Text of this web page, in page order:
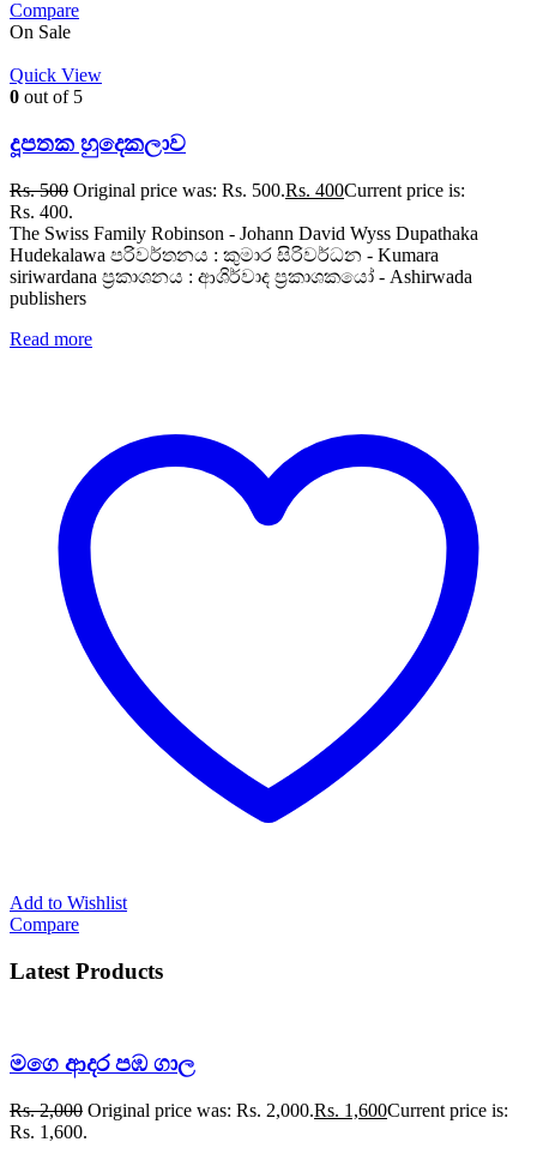
Compare
On Sale
Quick View
0 out of 5
දූපතක හුදෙකලාව
Rs.500 Original price was: Rs. 500.Rs. 400Current price is:
Rs. 400.
The Swiss Family Robinson - Johann David Wyss Dupathaka
Hudekalawa පරිවර්තනය : කුමාර සිරිවර්ධන - Kumara
siriwardana ප්‍රකාශනය : ආශිර්වාද ප්‍රකාශකයෝ - Ashirwada
publishers
Read more
Add to Wishlist
Compare
Latest Products
මගෙ ආදර පඹ ගාල
Rs.2,000 Original price was: Rs. 2,000.Rs. 1,600Current price is:
Rs. 1,600.